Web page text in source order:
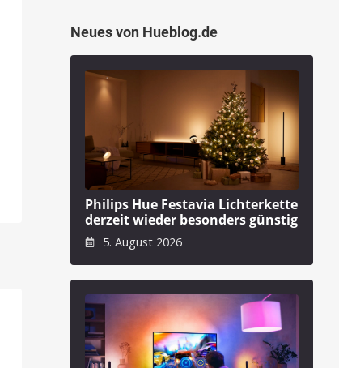
Neues von Hueblog.de
Philips Hue Festavia Lichterkette
derzeit wieder besonders günstig
5. August 2026